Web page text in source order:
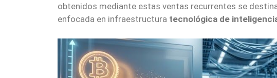
obtenidos mediante estas ventas recurrentes se
enfocada en infraestructura tecnológica de